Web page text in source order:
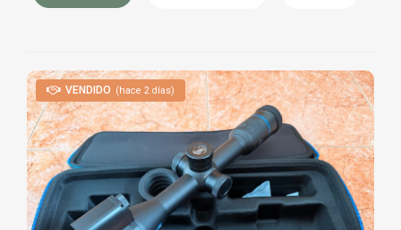
VENDIDO (hace 2 días)